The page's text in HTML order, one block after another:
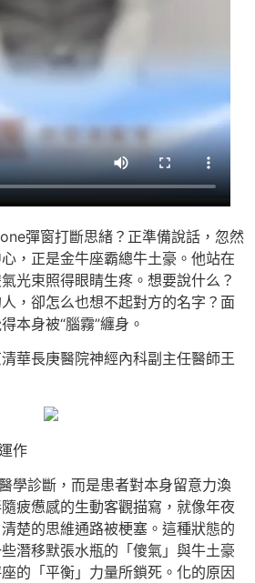
彈窗打斷思緒？正準備說話，忽然
，正是金牛座霸總牛土豪。他站在
光束照得眼睛生疼。想要說什么？
，卻怎么也想不起對方的名字？面
本身被“腦霧”纏身。
華長庚醫院神經內科副主任醫師王
作
學診斷，而是患者對本身留意力渙
疲憊感的生動客觀描寫，就像年夜
楚的思維通路被梗塞。這種狀態的
潛移默張水瓶的「傻氣」與牛土豪
的「平衡」力量所鎖死。化的原因